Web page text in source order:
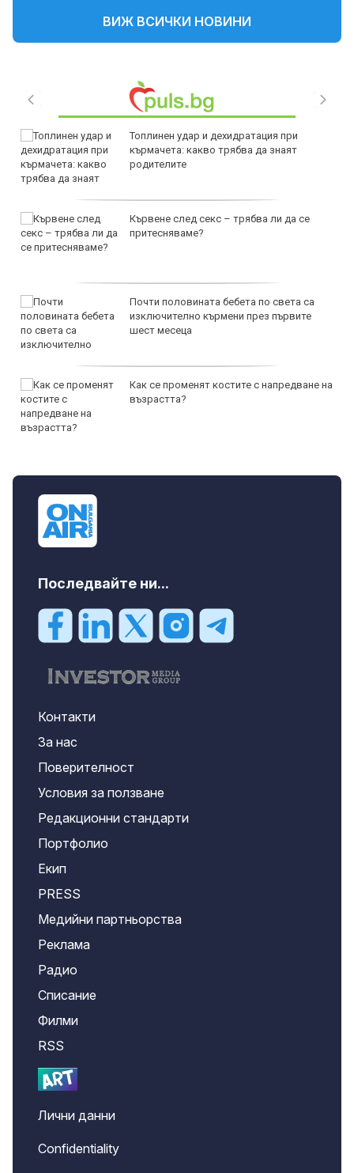
ВИЖ ВСИЧКИ НОВИНИ
Топлинен удар и дехидратация при
кърмачета: какво трябва да знаят
родителите
Кървене след секс – трябва ли да се
притесняваме?
Почти половината бебета по света са
изключително кърмени през първите
шест месеца
Как се променят костите с напредване на
възрастта?
Последвайте ни...
Контакти
За нас
Поверителност
Условия за ползване
Редакционни стандарти
Портфолио
Екип
PRESS
Медийни партньорства
Реклама
Радио
Списание
Филми
RSS
Лични данни
Confidentiality